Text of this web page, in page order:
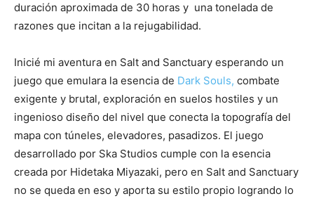
duración aproximada de 30 horas y una tonelada de
razones que incitan a la rejugabilidad.
Inicié mi aventura en Salt and Sanctuary esperando un
juego que emulara la esencia de Dark Souls, combate
exigente y brutal, exploración en suelos hostiles y un
ingenioso diseño del nivel que conecta la topografía del
mapa con túneles, elevadores, pasadizos. El juego
desarrollado por Ska Studios cumple con la esencia
creada por Hidetaka Miyazaki, pero en Salt and Sanctuary
no se queda en eso y aporta su estilo propio logrando lo